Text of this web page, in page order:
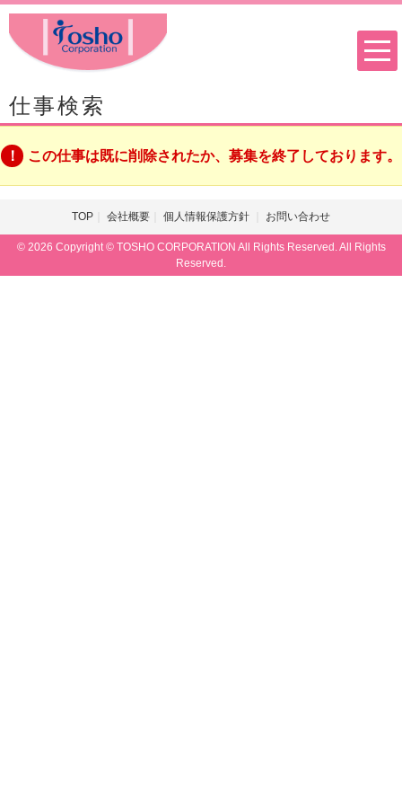
仕事検索
この仕事は既に削除されたか、募集を終了しております。
TOP 会社概要 個人情報保護方針 お問い合わせ
© 2026 Copyright © TOSHO CORPORATION All Rights Reserved. All Rights
Reserved.